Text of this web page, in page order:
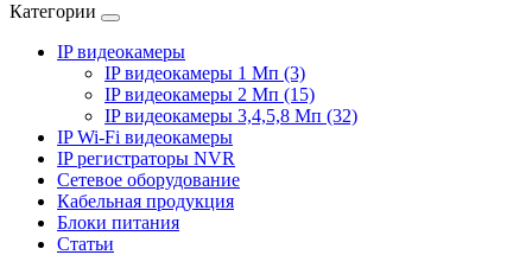
Категории
IP видеокамеры
IP видеокамеры 1 Мп (3)
IP видеокамеры 2 Мп (15)
IP видеокамеры 3,4,5,8 Мп (32)
IP Wi-Fi видеокамеры
IP регистраторы NVR
Сетевое оборудование
Кабельная продукция
Блоки питания
Статьи